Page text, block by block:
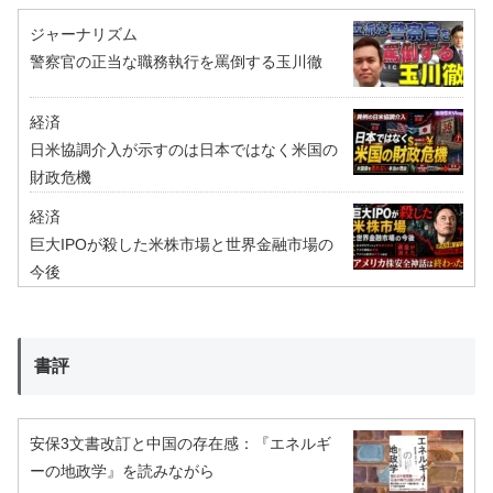
ジャーナリズム
警察官の正当な職務執行を罵倒する玉川徹
経済
日米協調介入が示すのは日本ではなく米国の
財政危機
経済
巨大IPOが殺した米株市場と世界金融市場の
今後
書評
安保3文書改訂と中国の存在感：『エネルギ
ーの地政学』を読みながら